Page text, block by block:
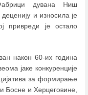
дувана Ниш
и износила је
привреди је остало
након 60-их година
јаке конкуренције
за формирање
Босне и Херцеговине,